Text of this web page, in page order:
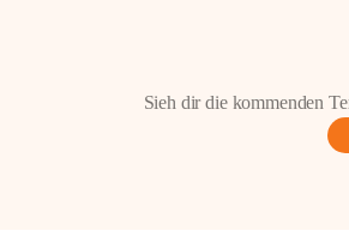
Sieh dir die kommenden